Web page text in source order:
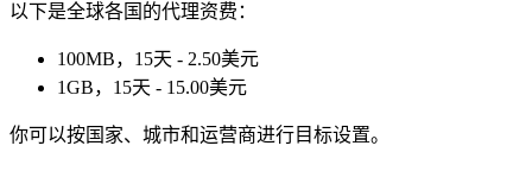
以下是全球各国的代理资费：
100MB，15天 - 2.50美元
1GB，15天 - 15.00美元
你可以按国家、城市和运营商进行目标设置。